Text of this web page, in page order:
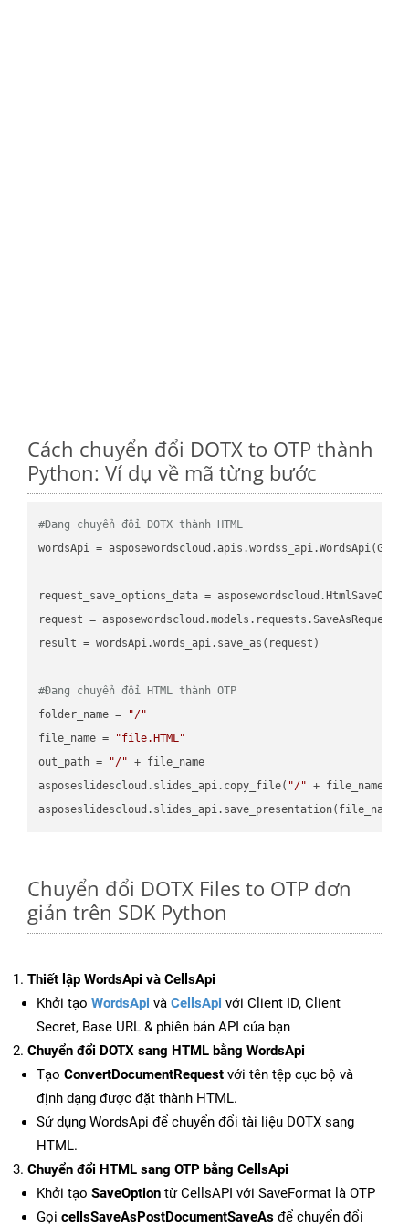
Cách chuyển đổi DOTX to OTP thành
Python: Ví dụ về mã từng bước
#Đang chuyển đổi DOTX thành HTML
wordsApi =
request_save_options_data =
request =
result = wordsApi.words_api.save_as(request)
#Đang chuyển đổi HTML thành OTP
folder_name =
"/"
file_name =
"file.HTML"
out_path =
"/" + file_name
asposeslidescloud.slides_api.copy_file( "/" + file_name,
Chuyển đổi DOTX Files to OTP đơn
giản trên SDK Python
Thiết lập WordsApi và CellsApi
Khởi tạo WordsApi và CellsApi với Client ID, Client
Secret, Base URL & phiên bản API của bạn
Chuyển đổi DOTX sang HTML bằng WordsApi
Tạo ConvertDocumentRequest với tên tệp cục bộ và
định dạng được đặt thành HTML.
Sử dụng WordsApi để chuyển đổi tài liệu DOTX sang
HTML.
Chuyển đổi HTML sang OTP bằng CellsApi
Khởi tạo SaveOption từ CellsAPI với SaveFormat là OTP
Gọi cellsSaveAsPostDocumentSaveAs để chuyển đổi